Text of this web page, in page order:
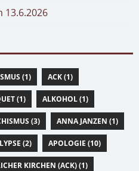
13.6.2026
(1) ACK (1)
(1) ALKOHOL (1)
(3) ANNA JANZEN (1)
(2) APOLOGIE (10)
KIRCHEN (ACK) (1)